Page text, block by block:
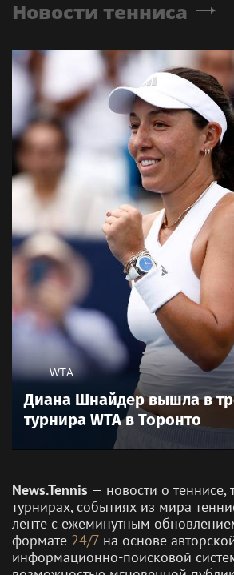
Мирра Андреева уступила
Фернандес в третьем круге
в Торонто
Новости тенниса